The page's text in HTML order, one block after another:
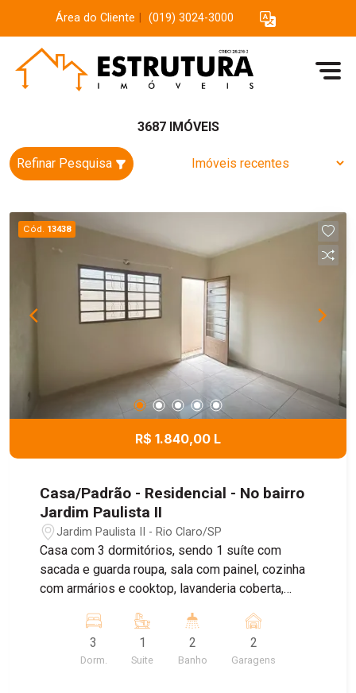
Área do Cliente (019) 3024-3000
3687 IMÓVEIS
Refinar Pesquisa
Cód. 13438
R$ 1.840,00 L
Casa/Padrão - Residencial - No bairro
Jardim Paulista II
Jardim Paulista II - Rio Claro/SP
Casa com 3 dormitórios, sendo 1 suíte com
sacada e guarda roupa, sala com painel, cozinha
com armários e cooktop, lavanderia coberta,
3
Dorm.
1
Suite
2
Banho
2
Garagens